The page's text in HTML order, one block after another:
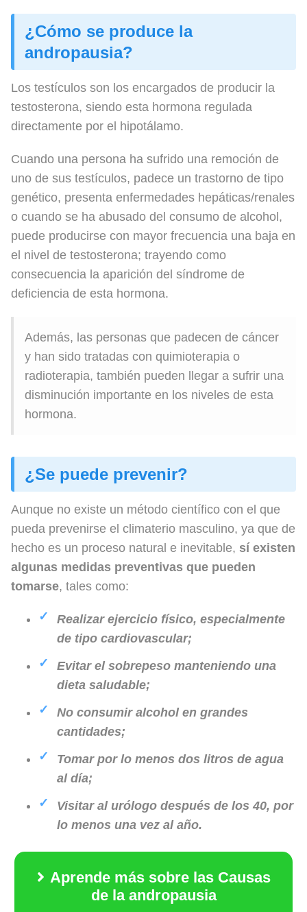
¿Cómo se produce la
andropausia?
Los testículos son los encargados de producir la
testosterona, siendo esta hormona regulada
directamente por el hipotálamo.
Cuando una persona ha sufrido una remoción de
uno de sus testículos, padece un trastorno de tipo
genético, presenta enfermedades hepáticas/renales
o cuando se ha abusado del consumo de alcohol,
puede producirse con mayor frecuencia una baja en
el nivel de testosterona; trayendo como
consecuencia la aparición del síndrome de
deficiencia de esta hormona.
Además, las personas que padecen de cáncer
y han sido tratadas con quimioterapia o
radioterapia, también pueden llegar a sufrir una
disminución importante en los niveles de esta
hormona.
¿Se puede prevenir?
Aunque no existe un método científico con el que
pueda prevenirse el climaterio masculino, ya que de
hecho es un proceso natural e inevitable, sí existen
algunas medidas preventivas que pueden
tomarse, tales como:
Realizar ejercicio físico, especialmente
de tipo cardiovascular;
Evitar el sobrepeso manteniendo una
dieta saludable;
No consumir alcohol en grandes
cantidades;
Tomar por lo menos dos litros de agua
al día;
Visitar al urólogo después de los 40, por
lo menos una vez al año.
Aprende más sobre las Causas
de la andropausia